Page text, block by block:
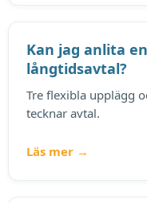
Kan jag anlita
långtidsavtal?
Tre flexibla upplägg
tecknar avtal.
Läs mer →